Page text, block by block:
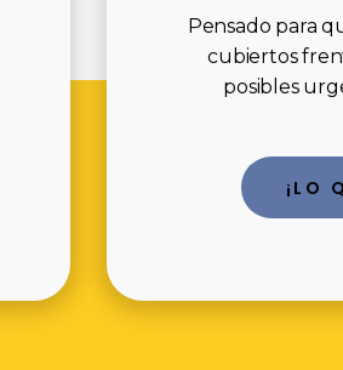
Pensado para
cubiertos
posibles
¡LO